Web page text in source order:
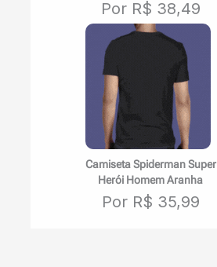
Por R$ 38,49
Camiseta Spiderman Super
Herói Homem Aranha
Por R$ 35,99